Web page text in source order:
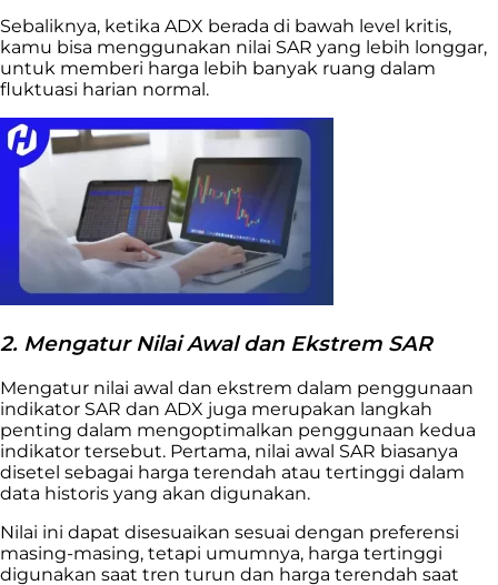
Sebaliknya, ketika ADX berada di bawah level kritis,
kamu bisa menggunakan nilai SAR yang lebih longgar,
untuk memberi harga lebih banyak ruang dalam
fluktuasi harian normal.
2. Mengatur Nilai Awal dan Ekstrem SAR
Mengatur nilai awal dan ekstrem dalam penggunaan
indikator SAR dan ADX juga merupakan langkah
penting dalam mengoptimalkan penggunaan kedua
indikator tersebut. Pertama, nilai awal SAR biasanya
disetel sebagai harga terendah atau tertinggi dalam
data historis yang akan digunakan.
Nilai ini dapat disesuaikan sesuai dengan preferensi
masing-masing, tetapi umumnya, harga tertinggi
digunakan saat tren turun dan harga terendah saat